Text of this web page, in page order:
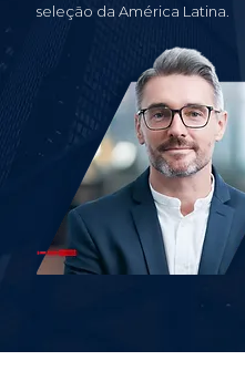
seleção da América Latina.